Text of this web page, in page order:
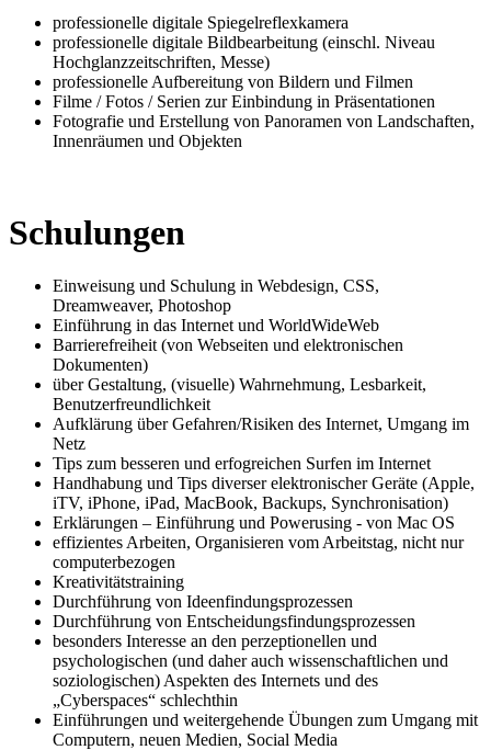
professionelle digitale Spiegelreflexkamera
professionelle digitale Bildbearbeitung (einschl. Niveau
Hochglanzzeitschriften, Messe)
professionelle Aufbereitung von Bildern und Filmen
Filme / Fotos / Serien zur Einbindung in Präsentationen
Fotografie und Erstellung von Panoramen von Landschaften,
Innenräumen und Objekten
Schulungen
Einweisung und Schulung in Webdesign, CSS,
Dreamweaver, Photoshop
Einführung in das Internet und WorldWideWeb
Barrierefreiheit (von Webseiten und elektronischen
Dokumenten)
über Gestaltung, (visuelle) Wahrnehmung, Lesbarkeit,
Benutzerfreundlichkeit
Aufklärung über Gefahren/Risiken des Internet, Umgang im
Netz
Tips zum besseren und erfogreichen Surfen im Internet
Handhabung und Tips diverser elektronischer Geräte (Apple,
iTV, iPhone, iPad, MacBook, Backups, Synchronisation)
Erklärungen – Einführung und Powerusing - von Mac OS
effizientes Arbeiten, Organisieren vom Arbeitstag, nicht nur
computerbezogen
Kreativitätstraining
Durchführung von Ideenfindungsprozessen
Durchführung von Entscheidungsfindungsprozessen
besonders Interesse an den perzeptionellen und
psychologischen (und daher auch wissenschaftlichen und
soziologischen) Aspekten des Internets und des
„Cyberspaces“ schlechthin
Einführungen und weitergehende Übungen zum Umgang mit
Computern, neuen Medien, Social Media